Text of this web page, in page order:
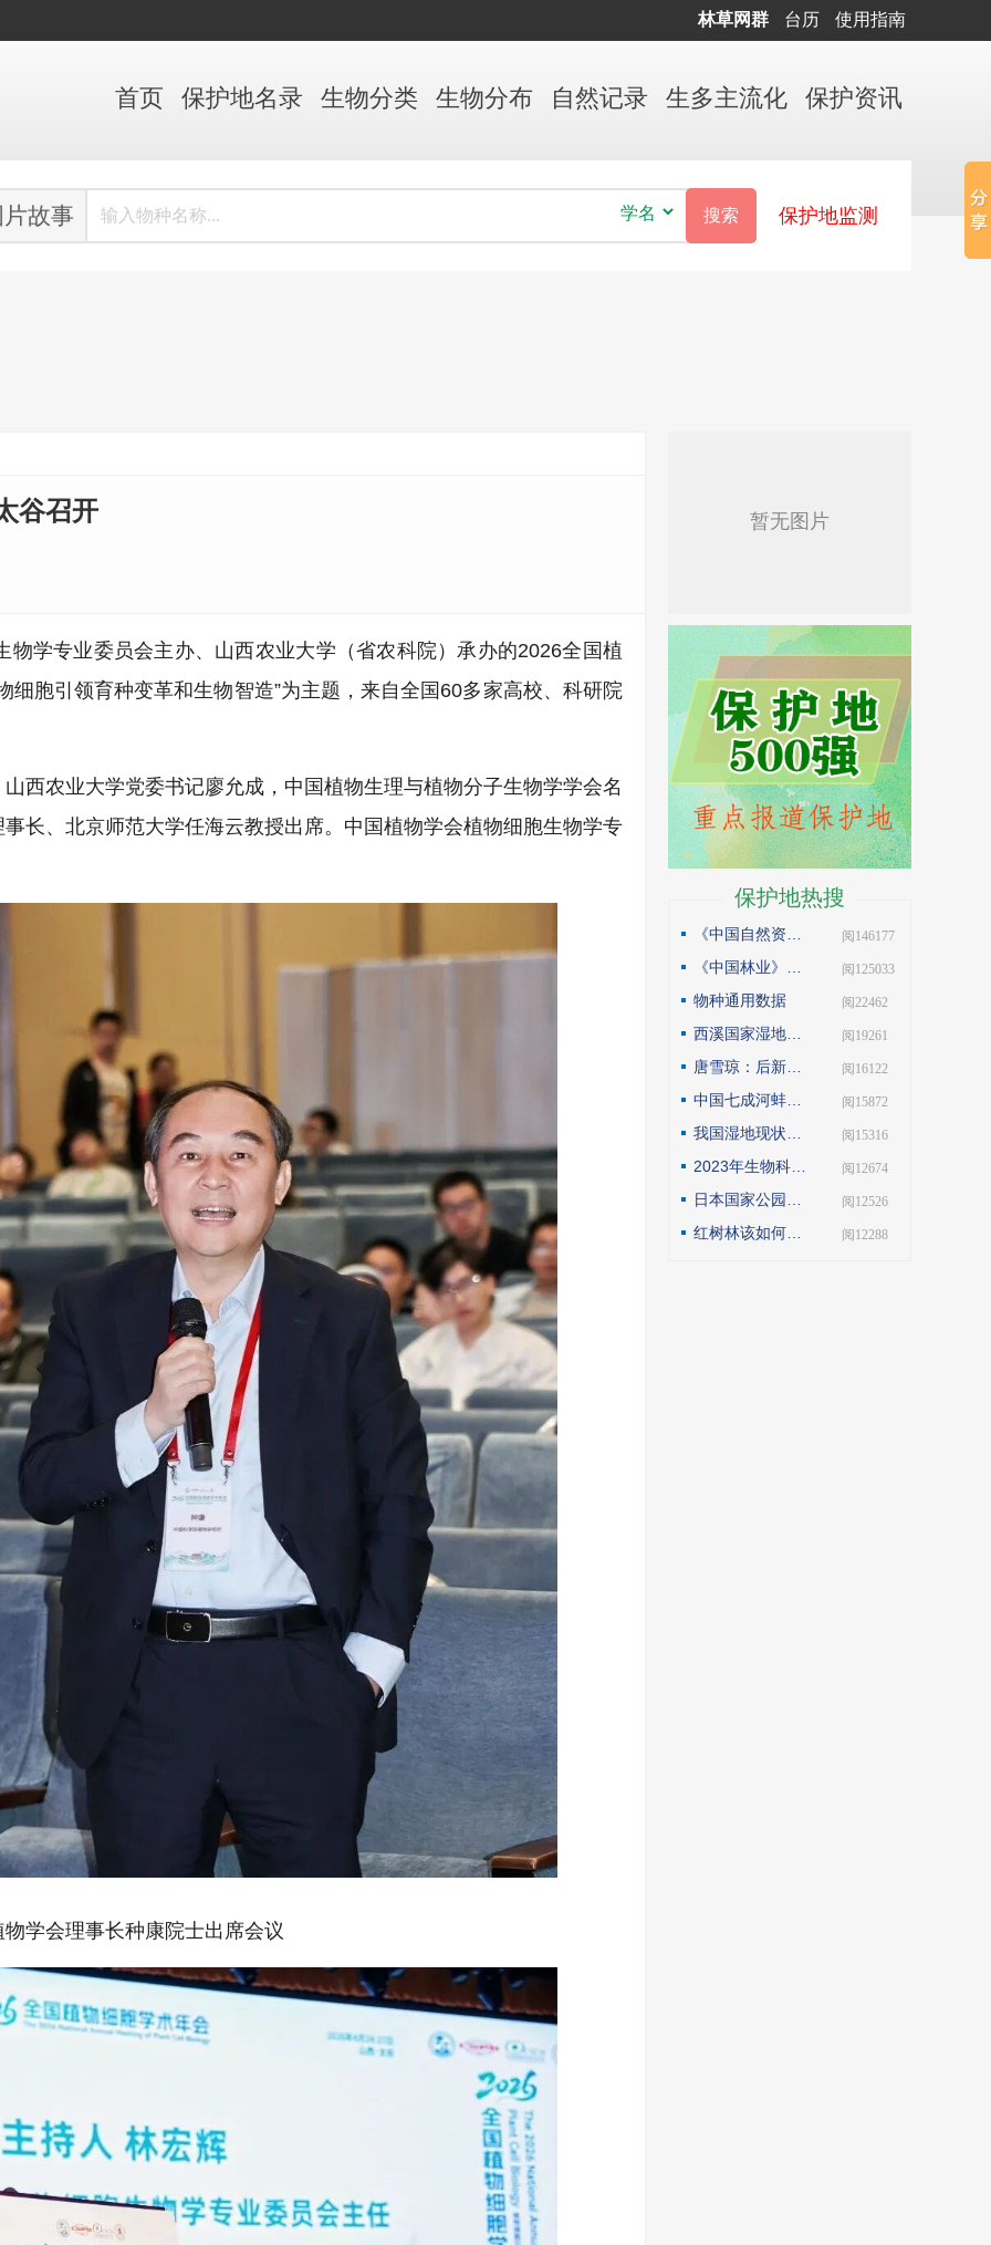
林草网群 台历 使用指南
首页 保护地名录 生物分类 生物分布 自然记录 生多主流化 保护资讯
故事 保护地监测
谷召开
学专业委员会主办、山西农业大学（省农科院）承办的2026全国植
细胞引领育种变革和生物智造”为主题，来自全国60多家高校、科研院
西农业大学党委书记廖允成，中国植物生理与植物分子生物学学会名
长、北京师范大学任海云教授出席。中国植物学会植物细胞生物学专
物学会理事长种康院士出席会议
保护地热搜
| 阅146177
| 阅125033
物种通用数据 | 阅22462
| 阅19261
| 阅16122
| 阅15872
| 阅15316
| 阅12674
| 阅12526
| 阅12288